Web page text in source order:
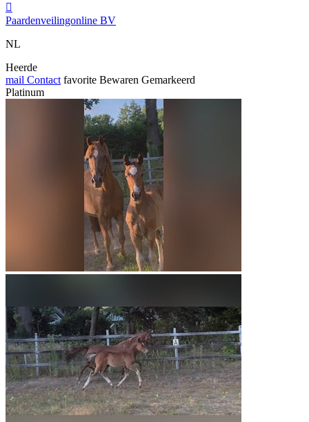

Paardenveilingonline BV
NL
Heerde
mail Contact favorite Bewaren Gemarkeerd
Platinum